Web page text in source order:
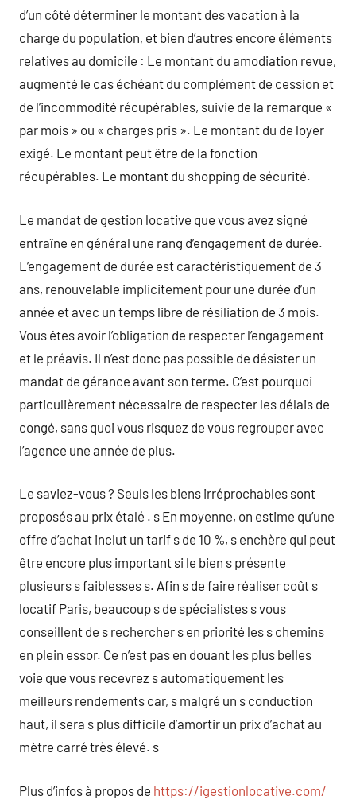
d’un côté déterminer le montant des vacation à la
charge du population, et bien d’autres encore éléments
relatives au domicile : Le montant du amodiation revue,
augmenté le cas échéant du complément de cession et
de l’incommodité récupérables, suivie de la remarque «
par mois » ou « charges pris ». Le montant du de loyer
exigé. Le montant peut être de la fonction
récupérables. Le montant du shopping de sécurité.
Le mandat de gestion locative que vous avez signé
entraîne en général une rang d’engagement de durée.
L’engagement de durée est caractéristiquement de 3
ans, renouvelable implicitement pour une durée d’un
année et avec un temps libre de résiliation de 3 mois.
Vous êtes avoir l’obligation de respecter l’engagement
et le préavis. Il n’est donc pas possible de désister un
mandat de gérance avant son terme. C’est pourquoi
particulièrement nécessaire de respecter les délais de
congé, sans quoi vous risquez de vous regrouper avec
l’agence une année de plus.
Le saviez-vous ? Seuls les biens irréprochables sont
proposés au prix étalé . s En moyenne, on estime qu’une
offre d’achat inclut un tarif s de 10 %, s enchère qui peut
être encore plus important si le bien s présente
plusieurs s faiblesses s. Afin s de faire réaliser coût s
locatif Paris, beaucoup s de spécialistes s vous
conseillent de s rechercher s en priorité les s chemins
en plein essor. Ce n’est pas en douant les plus belles
voie que vous recevrez s automatiquement les
meilleurs rendements car, s malgré un s conduction
haut, il sera s plus difficile d’amortir un prix d’achat au
mètre carré très élevé. s
Plus d’infos à propos de https://igestionlocative.com/